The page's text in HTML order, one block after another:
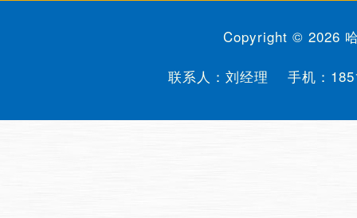
Copyright © 2026
联系人：刘经理 手机：